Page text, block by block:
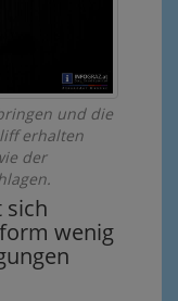
und die
erhalten
der
sich
wenig